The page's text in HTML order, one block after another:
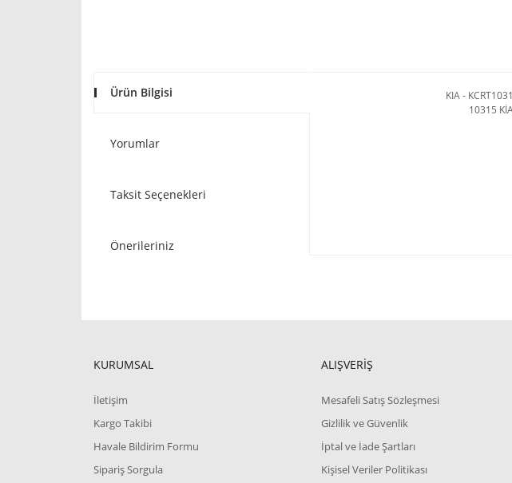
Ürün Bilgisi
Yorumlar
Taksit Seçenekleri
Önerileriniz
KIA -
10315
KURUMSAL
İletişim
Kargo Takibi
Havale Bildirim Formu
Sipariş Sorgula
ALIŞVERİŞ
Mesafeli Satış Sözleşmesi
Gizlilik ve Güvenlik
İptal ve İade Şartları
Kişisel Veriler Politikası